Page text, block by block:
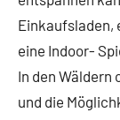
Einkaufsladen,
eine Indoor-
In den Wäldern
und die